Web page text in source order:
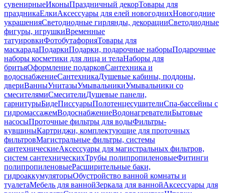
сувенирныеИконыПраздничный декорТовары для
праздникаЕлкиАксессуары для елей новогоднихНовогодние
украшенияСветодиодные гирлянды, декорацииСветодиодные
фигуры, игрушкиВременные
татуировкиФотобутафорияТовары для
маскарадаПодаркиПодарки, подарочные наборыПодарочные
наборы косметики для лица и телаНаборы для
бритьяОформление подарковСантехника и
водоснабжениеСантехникаДушевые кабины, поддоны,
двериВанныУнитазыУмывальникиУмывальники со
смесителямиСмесителиДушевые панели,
гарнитурыБидеПиссуарыПолотенцесушителиСпа-бассейны с
гидромассажемВодоснабжениеВодонагревателиБытовые
насосыПроточные фильтры для водыФильтры-
кувшиныКартриджи, комплектующие для проточных
фильтровМагистральные фильтры, системы
сантехническиеАксессуары для магистральных фильтров,
систем сантехническихТрубы полипропиленовыеФитинги
полипропиленовыеРасширительные баки,
гидроаккумуляторыОбустройство ванной комнаты и
туалетаМебель для ваннойЗеркала для ваннойАксессуары для